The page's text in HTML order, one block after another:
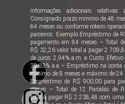
Informações adicionais relativas
Consignado prazo minimo de 48
84 meses ou conforme roteiro
parceiros. Exemplo Empréstimo de
pagamento em 84 meses – Total
R$ 32,26 valor total a pagar
de juros 2,94% a.m. e Custo
35,33% a.a – Empréstimo na conta
minimo de 8 meses e máximo de 24
Empréstimo de R$ 900,00 para
meses – Total de 12 Parcelas de
total a pagar R$ 2.238,48 com uma